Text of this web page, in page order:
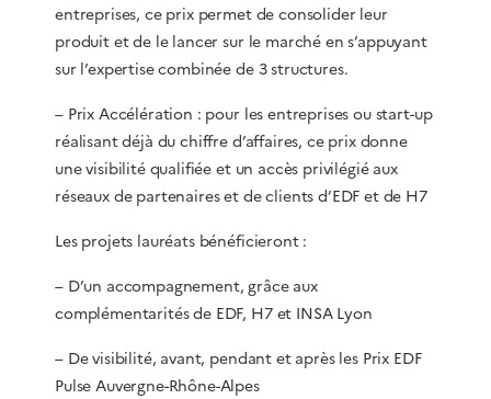
entreprises, ce prix permet de consolider leur
produit et de le lancer sur le marché en s’appuyant
sur l’expertise combinée de 3 structures.
– Prix Accélération : pour les entreprises ou start-up
réalisant déjà du chiffre d’affaires, ce prix donne
une visibilité qualifiée et un accès privilégié aux
réseaux de partenaires et de clients d’EDF et de H7
Les projets lauréats bénéficieront :
– D’un accompagnement, grâce aux
complémentarités de EDF, H7 et INSA Lyon
– De visibilité, avant, pendant et après les Prix EDF
Pulse Auvergne-Rhône-Alpes